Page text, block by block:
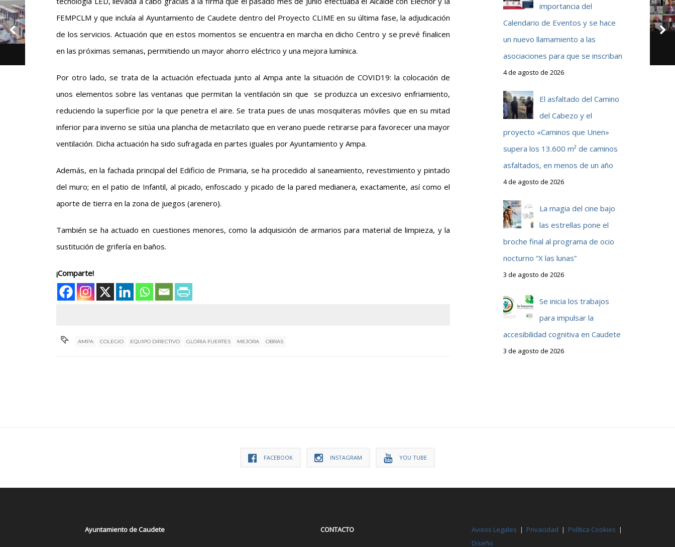
FEMPCLM y que incluía al Ayuntamiento de Caudete dentro del Proyecto CLIME en su última fase, la adjudicación
de los servicios. Actuación que en estos momentos se encuentra en marcha en dicho Centro y se prevé finalicen
en las próximas semanas, permitiendo un mayor ahorro eléctrico y una mejora lumínica.
Por otro lado, se trata de la actuación efectuada junto al Ampa ante la situación de COVID19: la colocación de
unos elementos sobre las ventanas que permitan la ventilación sin que se produzca un excesivo enfriamiento,
reduciendo la superficie por la que penetra el aire. Se trata pues de unas mosquiteras móviles que en su mitad
inferior para inverno se sitúa una plancha de metacrilato que en verano puede retirarse para favorecer una mayor
ventilación. Dicha actuación ha sido sufragada en partes iguales por Ayuntamiento y Ampa.
Además, en la fachada principal del Edificio de Primaria, se ha procedido al saneamiento, revestimiento y pintado
del muro; en el patio de Infantil, al picado, enfoscado y picado de la pared medianera, exactamente, así como el
aporte de tierra en la zona de juegos (arenero).
También se ha actuado en cuestiones menores, como la adquisición de armarios para material de limpieza, y la
sustitución de grifería en baños.
¡Comparte!
AMPA COLEGIO EQUIPO DIRECTIVO GLORIA FUERTES MEJORA OBRAS
importancia del
Calendario de Eventos y se hace
un nuevo llamamiento a las
asociaciones para que se inscriban
4 de agosto de 2026
El asfaltado del Camino
del Cabezo y el
proyecto «Caminos que Unen»
supera los 13.600 m² de caminos
asfaltados, en menos de un año
4 de agosto de 2026
La magia del cine bajo
las estrellas pone el
broche final al programa de ocio
nocturno “X las lunas”
3 de agosto de 2026
Se inicia los trabajos
para impulsar la
accesibilidad cognitiva en Caudete
3 de agosto de 2026
FACEBOOK INSTAGRAM YOU TUBE
Ayuntamiento de Caudete CONTACTO Avisos Legales | Privacidad | Política Cookies |
Diseño